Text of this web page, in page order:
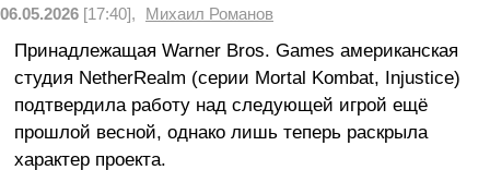
06.05.2026 [17:40], Михаил Романов
Принадлежащая Warner Bros. Games американская
студия NetherRealm (серии Mortal Kombat, Injustice)
подтвердила работу над следующей игрой ещё
прошлой весной, однако лишь теперь раскрыла
характер проекта.